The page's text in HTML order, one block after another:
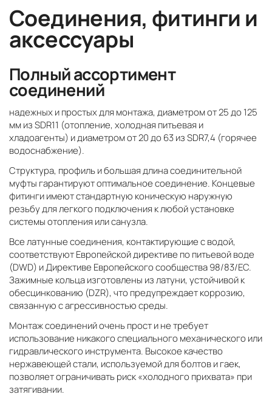
Соединения, фитинги и
аксессуары
Полный ассортимент
соединений
надежных и простых для монтажа, диаметром от 25 до 125
мм из SDR11 (отопление, холодная питьевая и
хладоагенты) и диаметром от 20 до 63 из SDR7,4 (горячее
водоснабжение).
Структура, профиль и большая длина соединительной
муфты гарантируют оптимальное соединение. Концевые
фитинги имеют стандартную коническую наружную
резьбу для легкого подключения к любой установке
системы отопления или санузла.
Все латунные соединения, контактирующие с водой,
соответствуют Европейской директиве по питьевой воде
(DWD) и Директиве Европейского сообщества 98/83/EC.
Зажимные кольца изготовлены из латуни, устойчивой к
обесцинкованию (DZR), что предупреждает коррозию,
связанную с агрессивностью среды.
Монтаж соединений очень прост и не требует
использование никакого специального механического или
гидравлического инструмента. Высокое качество
нержавеющей стали, используемой для болтов и гаек,
позволяет ограничивать риск «холодного прихвата» при
затягивании.